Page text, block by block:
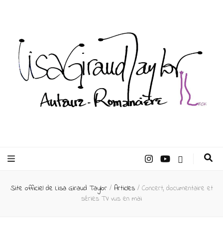
Taylor –
Auteur
Site officiel de Lisa Giraud Taylor / Articles / Concert, documentaire et
séries TV vus en mai